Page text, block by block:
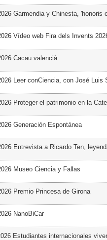
Garmendia y Chinesta, 'honoris
Vídeo web Fira dels Invents
Cacau valencià
Leer conCiencia, con José Luis
Proteger el patrimonio en la
Generación Espontánea
Entrevista a Ricardo Ten,
Museo Ciencia y Fallas
Premio Princesa de Girona
NanoBiCar
Estudiantes internacionales